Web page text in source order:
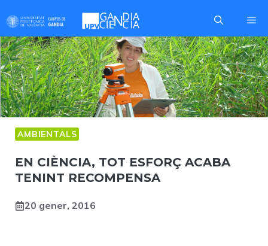
to
content
AMBIENTALS
EN CIÈNCIA, TOT ESFORÇ ACABA
TENINT RECOMPENSA
20 gener, 2016